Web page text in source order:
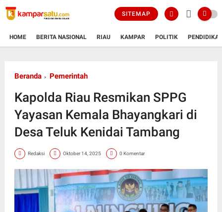
SITEMAP
HOME BERITA NASIONAL RIAU KAMPAR POLITIK
Beranda Pemerintah
Kapolda Riau Resmikan SPPG
Yayasan Kemala Bhayangkari di
Desa Teluk Kenidai Tambang
Redaksi Oktober 14, 2025 0 Komentar